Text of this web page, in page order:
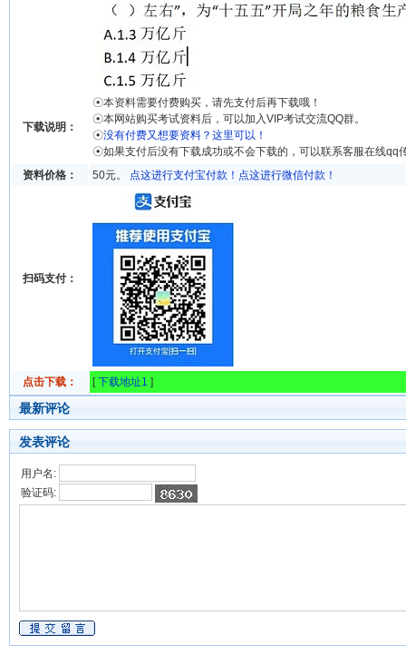
下载说明：
☉本资料需要付费购买，请先支付后再下载哦！
☉本网站购买考试资料后，可以加入VIP考试交流QQ群。
☉没有付费又想要资料？这里可以！
☉如果支付后没有下载成功或不会下载的，可以联系客服在线qq
资料价格：
50元。 点这进行支付宝付款！ 点这进行微信付款！
扫码支付：
点击下载： [下载地址1 ]
最新评论
发表评论
用户名:
验证码: